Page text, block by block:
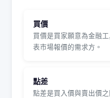
買價
買價是買家願意為金融
表市場報價的需求方。
點差
點差是買入價與賣出價